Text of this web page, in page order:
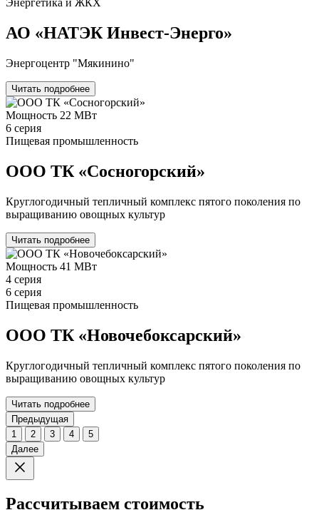
Энергетика и ЖКХ
АО «НАТЭК Инвест-Энерго»
Энергоцентр "Мякинино"
Читать подробнее
Мощность 22 МВт
6 серия
Пищевая промышленность
ООО ТК «Сосногорский»
Круглогодичный тепличный комплекс пятого поколения по
выращиванию овощных культур
Читать подробнее
Мощность 41 МВт
4 серия
6 серия
Пищевая промышленность
ООО ТК «Новочебоксарский»
Круглогодичный тепличный комплекс пятого поколения по
выращиванию овощных культур
Читать подробнее
Предыдущая
1
2 3 4
5
Далее
Рассчитываем стоимость